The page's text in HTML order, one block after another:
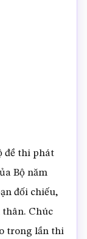
đề thi phát
Bộ năm
đối chiếu,
thân. Chúc
trong lần thi